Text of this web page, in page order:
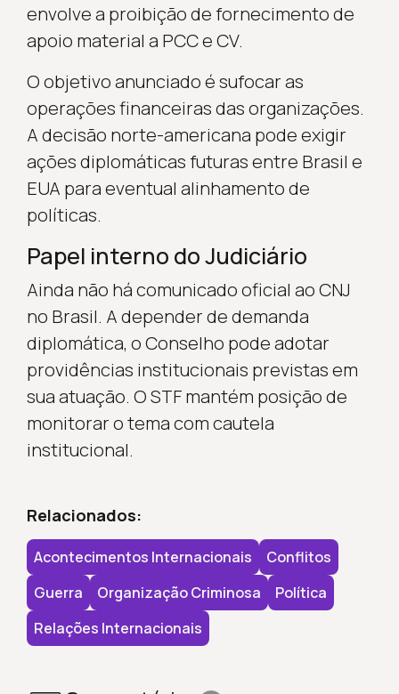
envolve a proibição de fornecimento de
apoio material a PCC e CV.
O objetivo anunciado é sufocar as
operações financeiras das organizações.
A decisão norte-americana pode exigir
ações diplomáticas futuras entre Brasil e
EUA para eventual alinhamento de
políticas.
Papel interno do Judiciário
Ainda não há comunicado oficial ao CNJ
no Brasil. A depender de demanda
diplomática, o Conselho pode adotar
providências institucionais previstas em
sua atuação. O STF mantém posição de
monitorar o tema com cautela
institucional.
Relacionados:
Acontecimentos Internacionais
Conflitos
Guerra
Organização Criminosa
Política
Relações Internacionais